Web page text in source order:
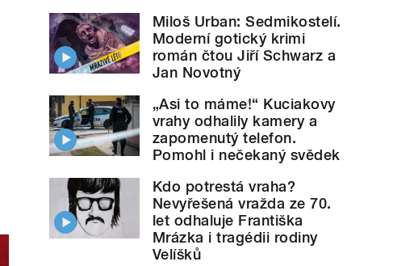
Miloš Urban: Sedmikostelí.
Moderní gotický krimi
román čtou Jiří Schwarz a
Jan Novotný
„Asi to máme!“ Kuciakovy
vrahy odhalily kamery a
zapomenutý telefon.
Pomohl i nečekaný svědek
Kdo potrestá vraha?
Nevyřešená vražda ze 70.
let odhaluje Františka
Mrázka i tragédii rodiny
Velíšků